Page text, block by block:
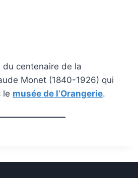
du centenaire de la
Monet (1840-1926) qui
le musée de l’Orangerie.